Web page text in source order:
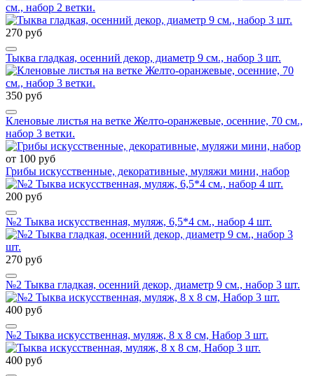
см., набор 2 ветки.
270 руб
Тыква гладкая, осенний декор, диаметр 9 см., набор 3 шт.
350 руб
Кленовые листья на ветке Желто-оранжевые, осенние, 70 см.,
набор 3 ветки.
от 100 руб
Грибы искусственные, декоративные, муляжи мини, набор
200 руб
№2 Тыква искусственная, муляж, 6,5*4 см., набор 4 шт.
270 руб
№2 Тыква гладкая, осенний декор, диаметр 9 см., набор 3 шт.
400 руб
№2 Тыква искусственная, муляж, 8 х 8 см, Набор 3 шт.
400 руб